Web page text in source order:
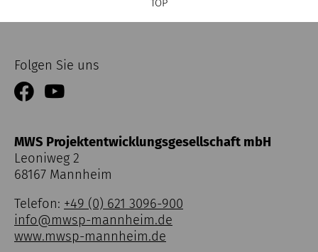
TOP
MWS Projektentwicklungsgesellschaft mbH
Leoniweg 2
68167 Mannheim
Telefon: +49 (0) 621 3096-900
info@mwsp-mannheim.de
www.mwsp-mannheim.de
Folgen Sie uns